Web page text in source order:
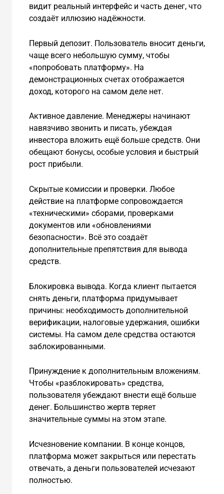
видит реальный интерфейс и часть денег, что
создаёт иллюзию надёжности.
Первый депозит. Пользователь вносит деньги,
чаще всего небольшую сумму, чтобы
«попробовать платформу». На
демонстрационных счетах отображается
доход, которого на самом деле нет.
Активное давление. Менеджеры начинают
навязчиво звонить и писать, убеждая
инвестора вложить ещё больше средств. Они
обещают бонусы, особые условия и быстрый
рост прибыли.
Скрытые комиссии и проверки. Любое
действие на платформе сопровождается
«техническими» сборами, проверками
документов или «обновлениями
безопасности». Всё это создаёт
дополнительные препятствия для вывода
средств.
Блокировка вывода. Когда клиент пытается
снять деньги, платформа придумывает
причины: необходимость дополнительной
верификации, налоговые удержания, ошибки
системы. На самом деле средства остаются
заблокированными.
Принуждение к дополнительным вложениям.
Чтобы «разблокировать» средства,
пользователя убеждают внести ещё больше
денег. Большинство жертв теряет
значительные суммы на этом этапе.
Исчезновение компании. В конце концов,
платформа может закрыться или перестать
отвечать, а деньги пользователей исчезают
полностью.